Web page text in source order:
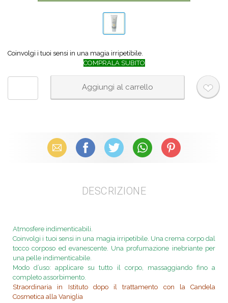
Coinvolgi i tuoi sensi in una magia irripetibile.
COMPRALA SUBITO
Email Facebook X (Twitter) WhatsAppPinterest
DESCRIZIONE
Atmosfere indimenticabili.
Coinvolgi i tuoi sensi in una magia irripetibile. Una crema corpo dal
tocco corposo ed evanescente. Una profumazione inebriante per
una pelle indimenticabile.
Modo d’uso: applicare su tutto il corpo, massaggiando fino a
completo assorbimento.
Straordinaria in Istituto dopo il trattamento con la Candela
Cosmetica alla Vaniglia